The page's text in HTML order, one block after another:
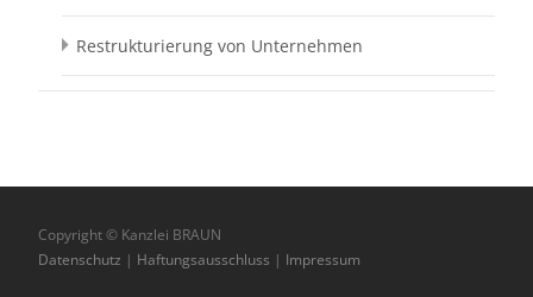
Restrukturierung von Unternehmen
Copyright © Kanzlei BRAUN
Datenschutz | Haftungsausschluss | Impressum